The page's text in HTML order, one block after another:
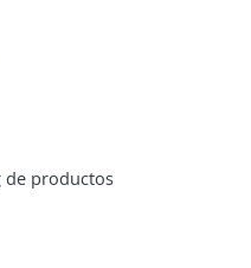
de productos